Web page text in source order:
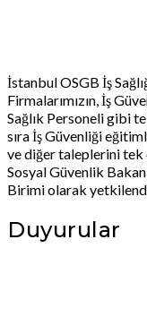
İstanbul OSGB İş
Firmalarımızın, İş
Sağlık Personeli gibi
sıra İş Güvenliği
ve diğer taleplerini tek
Sosyal Güvenlik
Birimi olarak
Duyurular